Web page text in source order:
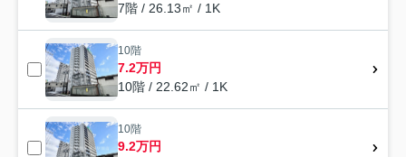
7階 / 26.13㎡ / 1K
10階
7.2万円
10階 / 22.62㎡ / 1K
10階
9.2万円